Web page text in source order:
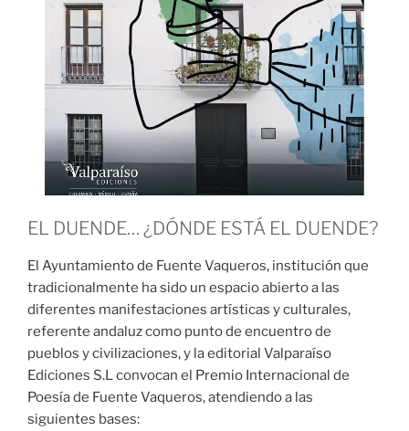
EL DUENDE… ¿DÓNDE ESTÁ EL DUENDE?
El Ayuntamiento de Fuente Vaqueros, institución que
tradicionalmente ha sido un espacio abierto a las
diferentes manifestaciones artísticas y culturales,
referente andaluz como punto de encuentro de
pueblos y civilizaciones, y la editorial Valparaíso
Ediciones S.L convocan el Premio Internacional de
Poesía de Fuente Vaqueros, atendiendo a las
siguientes bases: